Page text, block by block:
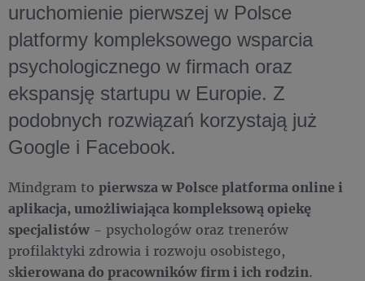
uruchomienie pierwszej w Polsce
platformy kompleksowego wsparcia
psychologicznego w firmach oraz
ekspansję startupu w Europie. Z
podobnych rozwiązań korzystają już
Google i Facebook.
Mindgram to pierwsza w Polsce platforma online i
aplikacja, umożliwiająca kompleksową opiekę
specjalistów - psychologów oraz trenerów
profilaktyki zdrowia i rozwoju osobistego,
skierowana do pracowników firm i ich rodzin.